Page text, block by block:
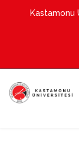
Kastamonu